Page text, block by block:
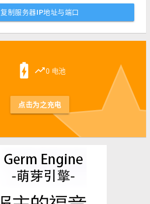
复制服务器IP地址与端口
battery_charging_full trending_up0 电池
点击为之充电